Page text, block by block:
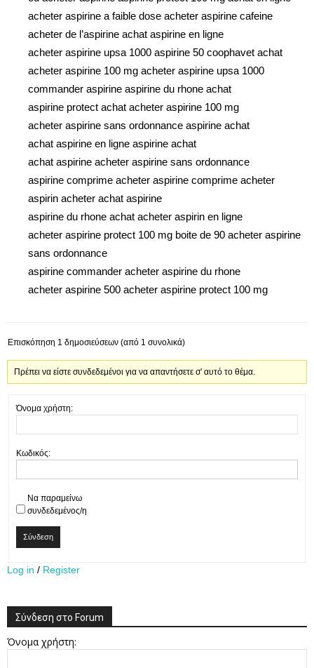
acheter aspirine a faible dose acheter aspirine cafeine
acheter de l’aspirine achat aspirine en ligne
acheter aspirine upsa 1000 aspirine 50 coophavet achat
acheter aspirine 100 mg acheter aspirine upsa 1000
commander aspirine aspirine du rhone achat
aspirine protect achat acheter aspirine 100 mg
acheter aspirine sans ordonnance aspirine achat
achat aspirine en ligne aspirine achat
achat aspirine acheter aspirine sans ordonnance
aspirine comprime acheter aspirine comprime acheter
aspirin acheter achat aspirine
aspirine du rhone achat acheter aspirin en ligne
acheter aspirine protect 100 mg boite de 90 acheter aspirine
sans ordonnance
aspirine commander acheter aspirine du rhone
acheter aspirine 500 acheter aspirine protect 100 mg
Επισκόπηση 1 δημοσιεύσεων (από 1 συνολικά)
Πρέπει να είστε συνδεδεμένοι για να απαντήσετε σ' αυτό το θέμα.
Όνομα χρήστη:
Κωδικός:
Να παραμείνω
συνδεδεμένος/η
Σύνδεση
Log in / Register
Σύνδεση στο Forum
Όνομα χρήστη: